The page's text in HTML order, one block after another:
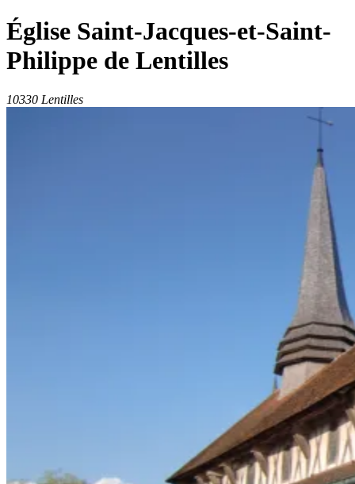
Église Saint-Jacques-et-Saint-
Philippe de Lentilles
10330 Lentilles